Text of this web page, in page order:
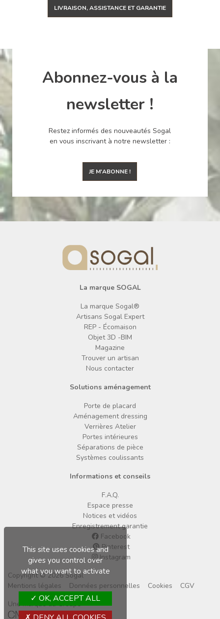
LIVRAISON, ASSISTANCE ET GARANTIE
Abonnez-vous à la
newsletter !
Restez informés des nouveautés Sogal
en vous inscrivant à notre newsletter :
JE M'ABONNE !
La marque SOGAL
La marque Sogal®
Artisans Sogal Expert
REP - Écomaison
Objet 3D -BIM
Magazine
Trouver un artisan
Nous contacter
Solutions aménagement
Porte de placard
Aménagement dressing
Verrières Atelier
Portes intérieures
Séparations de pièce
Systèmes coulissants
Informations et conseils
F.A.Q.
Espace presse
Notices et vidéos
Enregistrement garantie
Facebook
Pinterest
Instagram
Copyright © 2026 Sogal
Mentions légales
Données personnelles Cookies
CGV
Une marque du Groupe
This site uses cookies and
gives you control over
what you want to activate
OK, ACCEPT ALL